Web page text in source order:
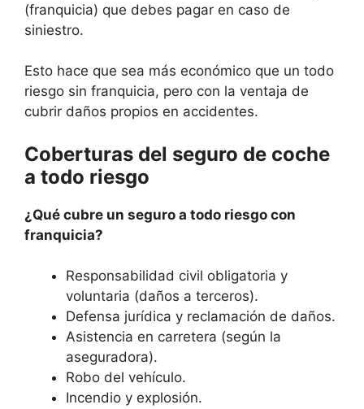
(franquicia) que debes pagar en caso de
siniestro.
Esto hace que sea más económico que un todo
riesgo sin franquicia, pero con la ventaja de
cubrir daños propios en accidentes.
Coberturas del seguro de coche
a todo riesgo
¿Qué cubre un seguro a todo riesgo con
franquicia?
Responsabilidad civil obligatoria y
voluntaria (daños a terceros).
Defensa jurídica y reclamación de daños.
Asistencia en carretera (según la
aseguradora).
Robo del vehículo.
Incendio y explosión.